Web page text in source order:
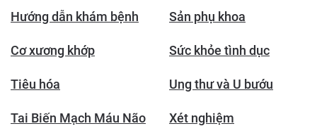
Hướng dẫn khám bệnh Sản phụ khoa
Cơ xương khớp Sức khỏe tình dục
Tiêu hóa Ung thư và U bướu
Tai Biến Mạch Máu Não Xét nghiệm